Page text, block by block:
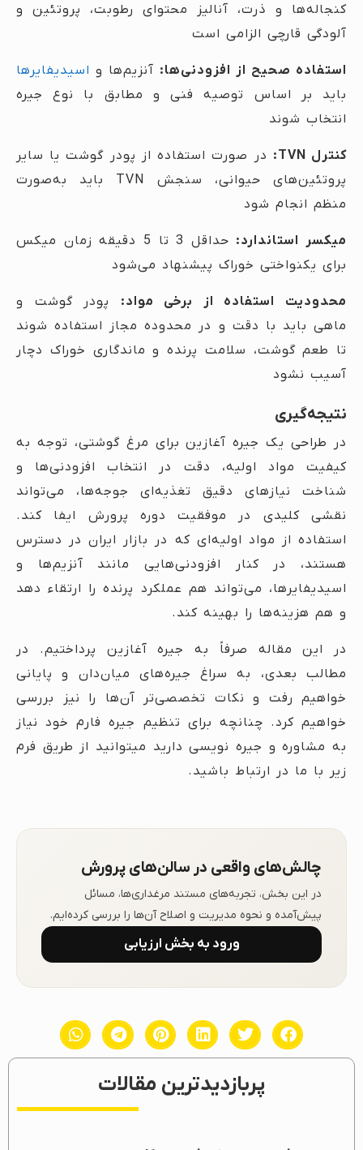
کنجاله‌ها و ذرت، آنالیز محتوای رطوبت، پروتئین و
آلودگی قارچی الزامی است
استفاده صحیح از افزودنی‌ها: آنزیم‌ها و اسیدیفایرها
باید بر اساس توصیه فنی و مطابق با نوع جیره
انتخاب شوند
کنترل TVN:
در صورت استفاده از پودر گوشت یا سایر
پروتئین‌های حیوانی، سنجش TVN باید به‌صورت
منظم انجام شود
میکسر استاندارد:
حداقل 3 تا 5 دقیقه زمان میکس
برای یکنواختی خوراک پیشنهاد می‌شود
محدودیت استفاده از برخی مواد: پودر گوشت و
ماهی باید با دقت و در محدوده مجاز استفاده شوند
تا طعم گوشت، سلامت پرنده و ماندگاری خوراک دچار
آسیب نشود
نتیجه‌گیری
در طراحی یک جیره آغازین برای مرغ گوشتی، توجه به
کیفیت مواد اولیه، دقت در انتخاب افزودنی‌ها و
شناخت نیازهای دقیق تغذیه‌ای جوجه‌ها، می‌تواند
نقشی کلیدی در موفقیت دوره پرورش ایفا کند.
استفاده از مواد اولیه‌ای که در بازار ایران در دسترس
هستند، در کنار افزودنی‌هایی مانند آنزیم‌ها و
اسیدیفایرها، می‌تواند هم عملکرد پرنده را ارتقاء دهد
و هم هزینه‌ها را بهینه کند.
در این مقاله صرفاً به جیره آغازین پرداختیم. در
مطالب بعدی، به سراغ جیره‌های میان‌دان و پایانی
خواهیم رفت و نکات تخصصی‌تر آن‌ها را نیز بررسی
خواهیم کرد. چنانچه برای تنظیم جیره فارم خود نیاز
به مشاوره و جیره نویسی دارید میتوانید از طریق فرم
زیر با ما در ارتباط باشید.
چالش‌های واقعی در سالن‌های پرورش
در این بخش، تجربه‌های مستند مرغداری‌ها، مسائل
پیش‌آمده و نحوه مدیریت و اصلاح آن‌ها را بررسی کرده‌ایم.
ورود به بخش ارزیابی
پربازدیدترین مقالات